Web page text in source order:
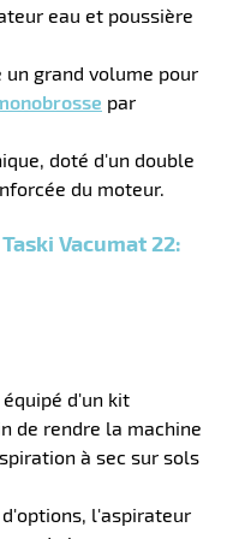
eau et poussière
grand volume pour
par
doté d'un double
du moteur.
Vacumat 22:
d'un kit
de rendre la machine
à sec sur sols
l'aspirateur